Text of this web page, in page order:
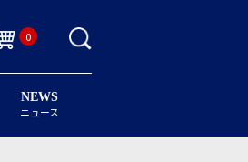
0
NEWS
ニュース